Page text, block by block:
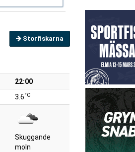
Storfiskarna
22:00
3.6°C
Skuggande
moln